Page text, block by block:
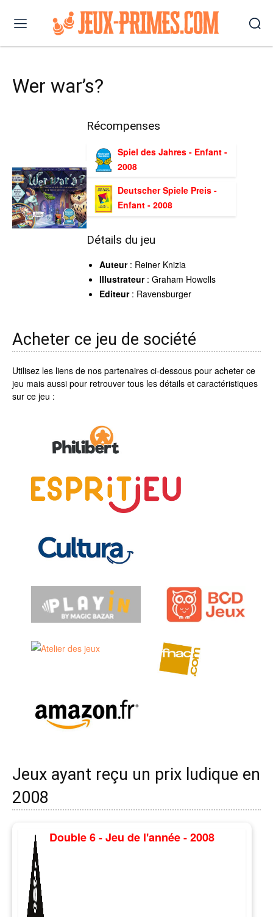
Wer war’s?
Récompenses
Spiel des Jahres - Enfant -
2008
Deutscher Spiele Preis -
Enfant - 2008
Détails du jeu
Auteur: Reiner Knizia
Illustrateur: Graham Howells
Editeur: Ravensburger
Acheter ce jeu de société
Utilisez les liens de nos partenaires ci-dessous pour acheter ce
jeu mais aussi pour retrouver tous les détails et caractéristiques
sur ce jeu :
Jeux ayant reçu un prix ludique en
2008
Double 6 - Jeu de l'année - 2008